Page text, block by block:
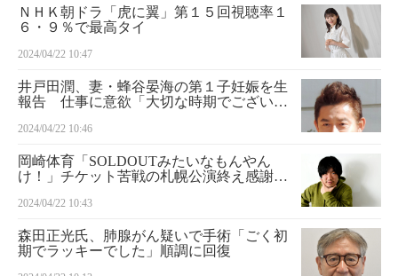
ＮＨＫ朝ドラ「虎に翼」第１５回視聴率１
６・９％で最高タイ
2024/04/22 10:47
井戸田潤、妻・蜂谷晏海の第１子妊娠を生
報告 仕事に意欲「大切な時期でございま
2024/04/22 10:46
岡崎体育「SOLDOUTみたいなもんやん
け！」チケット苦戦の札幌公演終え感謝
2024/04/22 10:43
森田正光氏、肺腺がん疑いで手術「ごく初
期でラッキーでした」順調に回復